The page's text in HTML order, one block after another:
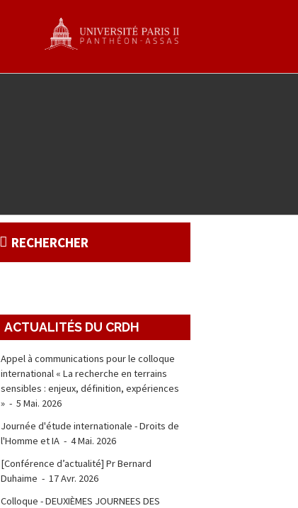
RECHERCHER
ACTUALITÉS DU CRDH
Appel à communications pour le colloque
international « La recherche en terrains
sensibles : enjeux, définition, expériences
» -5 Mai. 2026
Journée d'étude internationale - Droits de
l'Homme et IA -4 Mai. 2026
[Conférence d’actualité] Pr Bernard
Duhaime -17 Avr. 2026
Colloque - DEUXIÈMES JOURNEES DES